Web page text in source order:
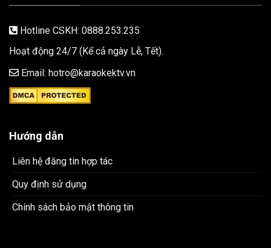
Hotline CSKH: 0888.253.235
Hoạt động 24/7 (Kể cả ngày Lễ, Tết).
Email: hotro@karaokektv.vn
Hướng dẫn
Liên hệ đăng tin hợp tác
Quy định sử dụng
Chính sách bảo mật thông tin